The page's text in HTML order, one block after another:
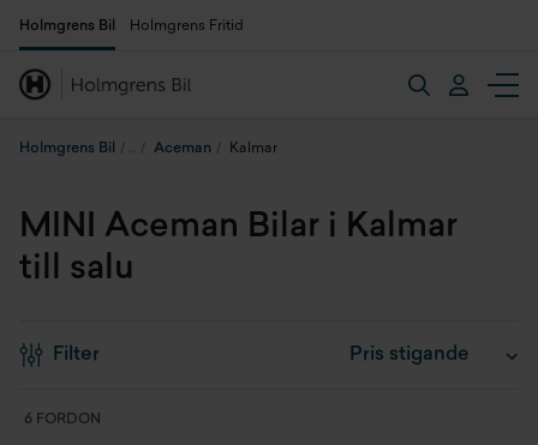
Holmgrens Bil Holmgrens Fritid
Holmgrens Bil Aceman Kalmar
MINI Aceman Bilar i Kalmar
till salu
Filter
6 FORDON